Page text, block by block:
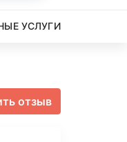
УСЛУГИ
отзыв